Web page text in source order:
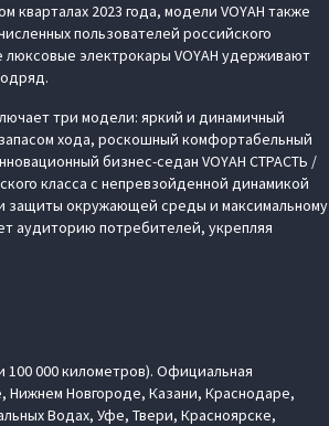
кварталах 2023 года, модели VOYAH также
пользователей российского
люксовые электрокары VOYAH удерживают
три модели: яркий и динамичный
хода, роскошный комфортабельный
бизнес-седан VOYAH СТРАСТЬ /
класса с непревзойденной динамикой
защиты окружающей среды и максимальному
аудиторию потребителей, укрепляя
100 000 километров). Официальная
Нижнем Новгороде, Казани, Краснодаре,
Водах, Уфе, Твери, Красноярске,